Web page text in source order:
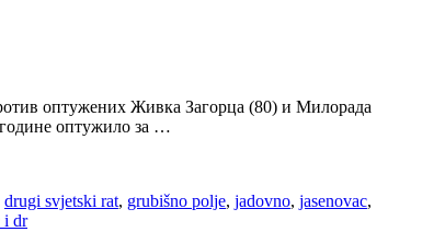
оптужених Живка Загорца (80) и Милорада
оптужило за …
drugi svjetski rat, grubišno polje, jadovno, jasenovac,
i dr